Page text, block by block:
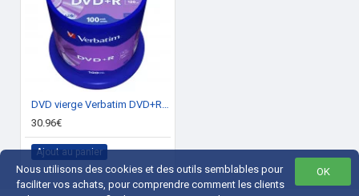
DVD vierge Verbatim DVD+R 16x. (boite de 100)
30.96€
Ajout au panier
OK
Nous utilisons des cookies et des outils semblables pour
faciliter vos achats, pour comprendre comment les clients